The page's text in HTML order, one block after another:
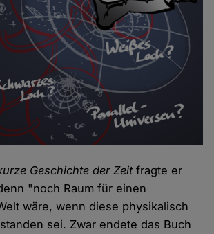
Geschichte der Zeitfragte er
"noch Raum für einen
wäre, wenn diese physikalisch
sei. Zwar endete das Buch